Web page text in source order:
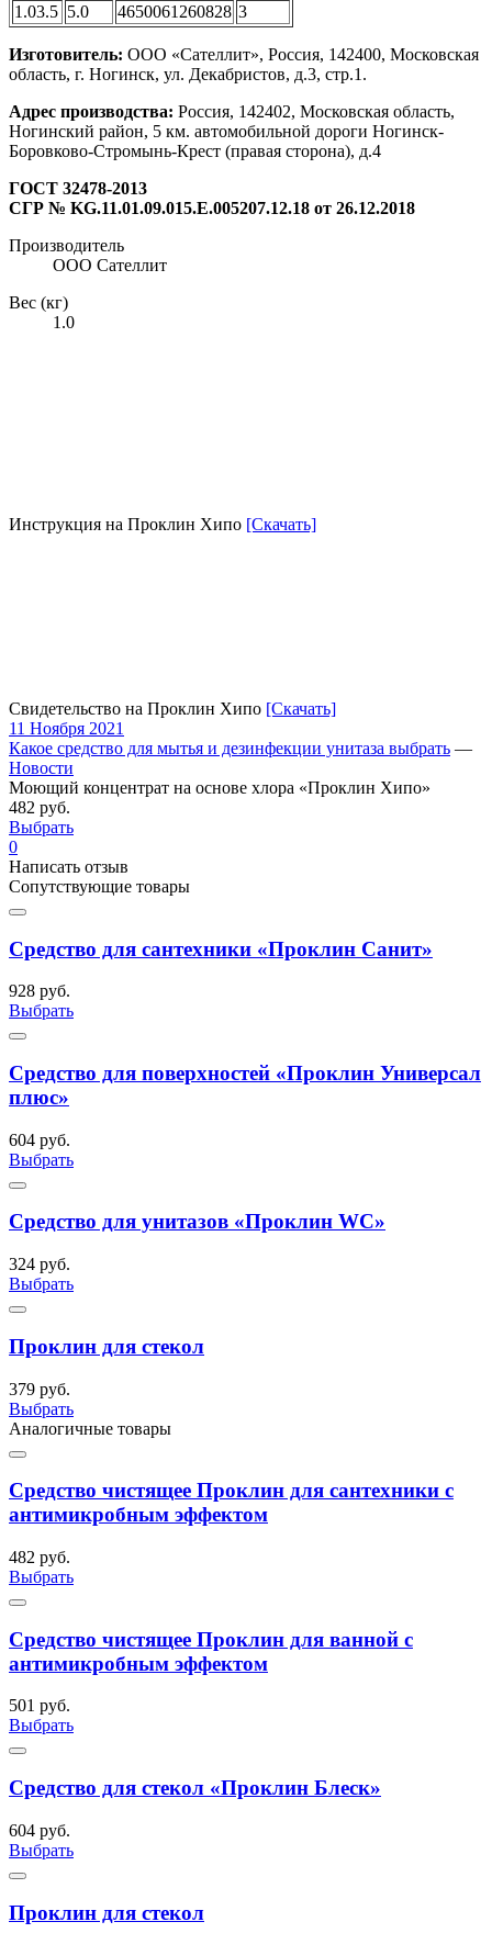
1.03.5 5.0 4650061260828 3
Изготовитель: ООО «Сателлит», Россия, 142400, Московская
область, г. Ногинск, ул. Декабристов, д.3, стр.1.
Адрес производства: Россия, 142402, Московская область,
Ногинский район, 5 км. автомобильной дороги Ногинск-
Боровково-Стромынь-Крест (правая сторона), д.4
ГОСТ 32478-2013
СГР № KG.11.01.09.015.E.005207.12.18 от 26.12.2018
Производитель
ООО Сателлит
Вес (кг)
1.0
Инструкция на Проклин Хипо [Скачать]
Свидетельство на Проклин Хипо [Скачать]
11 Ноября 2021
Какое средство для мытья и дезинфекции унитаза выбрать —
Новости
Моющий концентрат на основе хлора «Проклин Хипо»
482 руб.
Выбрать
0
Написать отзыв
Сопутствующие товары
Средство для сантехники «Проклин Санит»
928 руб.
Выбрать
Средство для поверхностей «Проклин Универсал
плюс»
604 руб.
Выбрать
Средство для унитазов «Проклин WC»
324 руб.
Выбрать
Проклин для стекол
379 руб.
Выбрать
Аналогичные товары
Средство чистящее Проклин для сантехники с
антимикробным эффектом
482 руб.
Выбрать
Средство чистящее Проклин для ванной с
антимикробным эффектом
501 руб.
Выбрать
Средство для стекол «Проклин Блеск»
604 руб.
Выбрать
Проклин для стекол